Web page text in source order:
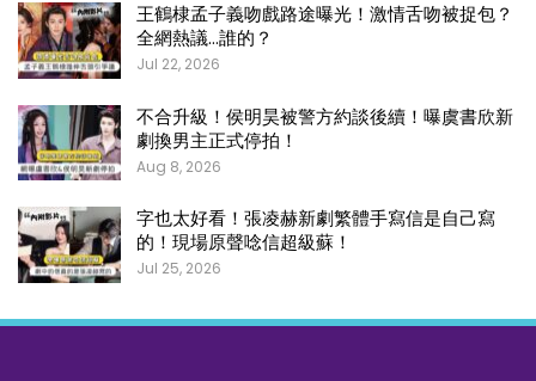
王鶴棣孟子義吻戲路途曝光！激情舌吻被捉包？
全網熱議…誰的？
Jul 22, 2026
不合升級！侯明昊被警方約談後續！曝虞書欣新
劇換男主正式停拍！
Aug 8, 2026
字也太好看！張凌赫新劇繁體手寫信是自己寫
的！現場原聲唸信超級蘇！
Jul 25, 2026